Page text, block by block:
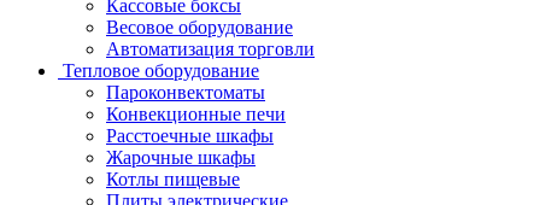
Кассовые боксы
Весовое оборудование
Автоматизация торговли
Тепловое оборудование
Пароконвектоматы
Конвекционные печи
Расстоечные шкафы
Жарочные шкафы
Котлы пищевые
Плиты электрические